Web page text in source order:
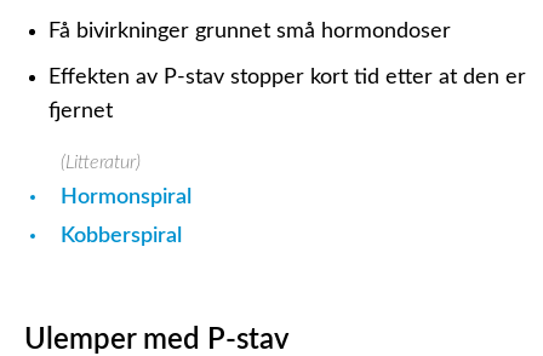
Få bivirkninger grunnet små hormondoser
Effekten av P-stav stopper kort tid etter at den er
fjernet
(Litteratur)
Hormonspiral
Kobberspiral
Ulemper med P-stav